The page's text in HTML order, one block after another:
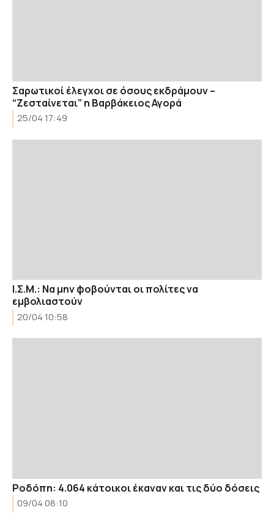
Σαρωτικοί έλεγχοι σε όσους εκδράμουν –
“Ζεσταίνεται” η Βαρβάκειος Αγορά
25/04 17:49
Ι.Σ.Μ.: Να μην φοβούνται οι πολίτες να
εμβολιαστούν
20/04 10:58
Ροδόπη: 4.064 κάτοικοι έκαναν και τις δύο δόσεις
09/04 08:10